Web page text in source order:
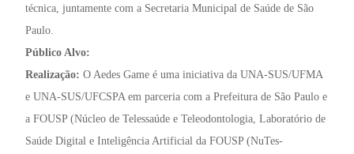
técnica, juntamente com a Secretaria Municipal de Saúde de São
Paulo.
Público Alvo:
Realização: O Aedes Game é uma iniciativa da UNA-SUS/UFMA
e UNA-SUS/UFCSPA em parceria com a Prefeitura de São Paulo e
a FOUSP (Núcleo de Telessaúde e Teleodontologia, Laboratório de
Saúde Digital e Inteligência Artificial da FOUSP (NuTes-